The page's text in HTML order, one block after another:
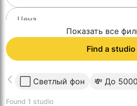
Показать все
Find a studio
⬜️ Светлый фон 💸 До 5000
Found 1 studio